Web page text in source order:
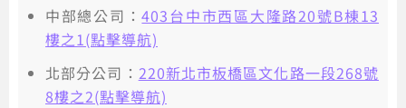
中部總公司：403台中市西區大隆路20號B棟13
樓之1(點擊導航)
北部分公司： 220新北市板橋區文化路一段268號
8樓之2(點擊導航)